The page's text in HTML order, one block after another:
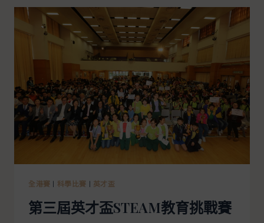
全港賽 科學比賽 英才盃
第三屆英才盃STEAM教育挑戰賽